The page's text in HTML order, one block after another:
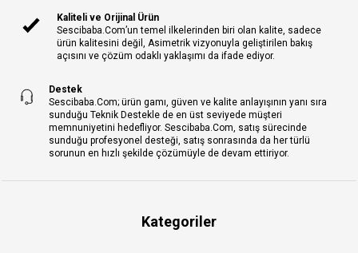
Kaliteli ve Orijinal Ürün
Sescibaba.Com’un temel ilkelerinden biri olan kalite, sadece
ürün kalitesini değil, Asimetrik vizyonuyla geliştirilen bakış
açısını ve çözüm odaklı yaklaşımı da ifade ediyor.
Destek
Sescibaba.Com; ürün gamı, güven ve kalite anlayışının yanı sıra
sunduğu Teknik Destekle de en üst seviyede müşteri
memnuniyetini hedefliyor. Sescibaba.Com, satış sürecinde
sunduğu profesyonel desteği, satış sonrasında da her türlü
sorunun en hızlı şekilde çözümüyle de devam ettiriyor.
Kategoriler